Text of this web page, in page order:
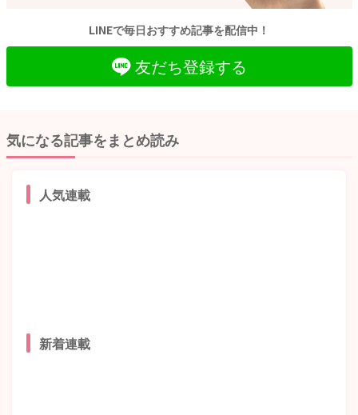
LINEで毎日おすすめ記事を配信中！
友だち登録する
気になる記事をまとめ読み
人気連載
新着連載